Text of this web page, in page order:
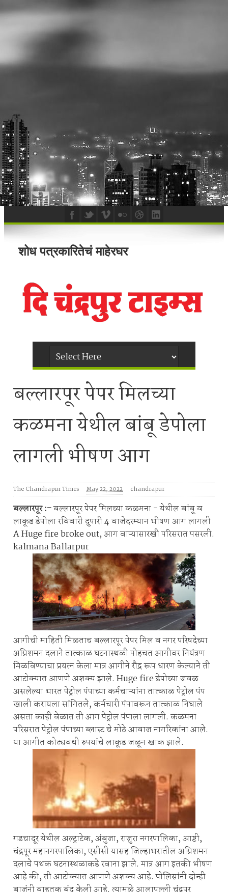
शोध पत्रकारितेचं माहेरघर
बल्लारपूर पेपर मिलच्या
कळमना येथील बांबू डेपोला
लागली भीषण आग
The Chandrapur Times May 22, 2022 chandrapur
बल्लारपूर :-बल्लारपूर पेपर मिलच्या कळमना - येथील बांबू व
लाकूड डेपोला रविवारी दुपारी 4 वाजेदरम्यान भीषण आग लागली
A Huge fire broke out, आग वाऱ्यासारखी परिसरात पसरली.
kalmana Ballarpur
आगीची माहिती मिळताच बल्लारपूर पेपर मिल व नगर परिषदेच्या
अग्निशमन दलाने तात्काळ घटनास्थळी पोहचत आगीवर नियंत्रण
मिळविण्याचा प्रयत्न केला मात्र आगीने रौद्र रूप धारण केल्याने ती
आटोक्यात आणणे अशक्य झाले. Huge fire डेपोच्या जवळ
असलेल्या भारत पेट्रोल पंपाच्या कर्मचाऱ्यांना तात्काळ पेट्रोल पंप
खाली करायला सांगितले, कर्मचारी पंपावरून तात्काळ निघाले
असता काही वेळात ती आग पेट्रोल पंपाला लागली. कळमना
परिसरात पेट्रोल पंपाच्या ब्लास्ट चे मोठे आवाज नागरिकांना आले.
या आगीत कोट्यवधी रुपयांचे लाकूड जळून खाक झाले.
गडचादूर येथील अल्ट्राटेक, अंबुजा, राजुरा नगरपालिका, आष्टी,
चंद्रपूर महानगरपालिका, एसीसी यासह जिल्हाभरातील अग्निशमन
दलाचे पथक घटनास्थळाकडे रवाना झाले. मात्र आग इतकी भीषण
आहे की, ती आटोक्यात आणणे अशक्य आहे. पोलिसांनी दोन्ही